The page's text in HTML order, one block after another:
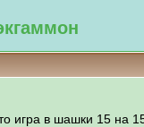
игра в шашки 15 на